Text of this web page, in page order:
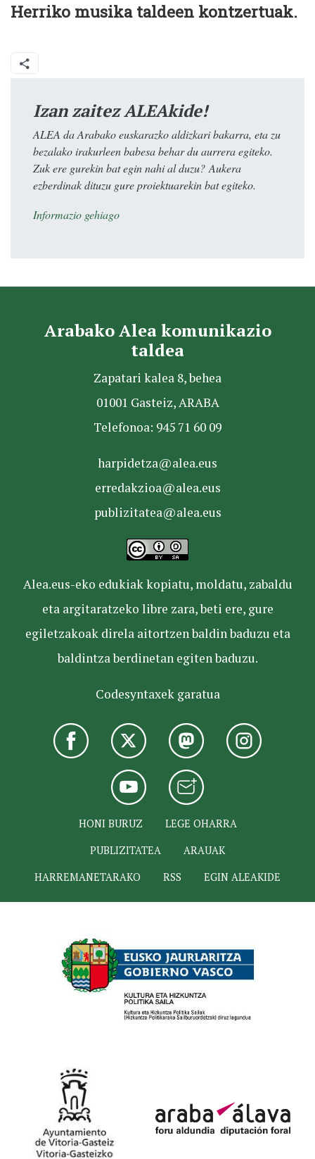
Herriko musika taldeen kontzertuak.
Izan zaitez ALEAkide!
ALEA da Arabako euskarazko aldizkari bakarra, eta zu
bezalako irakurleen babesa behar du aurrera egiteko.
Zuk ere gurekin bat egin nahi al duzu? Aukera
ezberdinak dituzu gure proiektuarekin bat egiteko.
Informazio gehiago
Arabako Alea komunikazio
taldea
Zapatari kalea 8, behea
01001 Gasteiz, ARABA
Telefonoa: 945 71 60 09
harpidetza@alea.eus
erredakzioa@alea.eus
publizitatea@alea.eus
Alea.eus-eko edukiak kopiatu, moldatu, zabaldu
eta argitaratzeko libre zara, beti ere, gure
egiletzakoak direla aitortzen baldin baduzu eta
baldintza berdinetan egiten baduzu.
Codesyntaxek garatua
HONI BURUZ
LEGE OHARRA
PUBLIZITATEA
ARAUAK
HARREMANETARAKO
RSS EGIN ALEAKIDE